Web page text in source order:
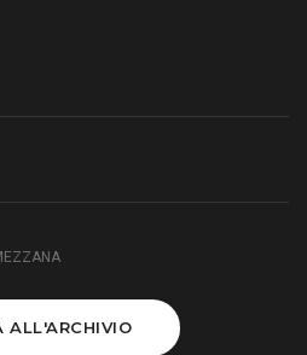
ALL'ARCHIVIO